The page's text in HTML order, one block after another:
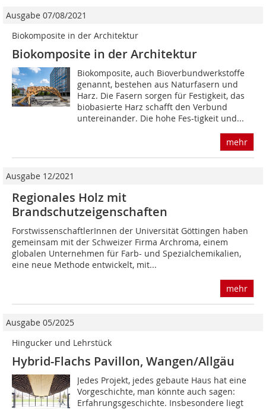
Ausgabe 07/08/2021
Biokomposite in der Architektur
Biokomposite in der Architektur
Biokomposite, auch Bioverbundwerkstoffe
genannt, bestehen aus Naturfasern und
Harz. Die Fasern sorgen für Festigkeit, das
biobasierte Harz schafft den Verbund
untereinander. Die hohe Fes-tigkeit und...
mehr
Ausgabe 12/2021
Regionales Holz mit
Brandschutzeigenschaften
ForstwissenschaftlerInnen der Universität Göttingen haben
gemeinsam mit der Schweizer Firma Archroma, einem
globalen Unternehmen für Farb- und Spezialchemikalien,
eine neue Methode entwickelt, mit...
mehr
Ausgabe 05/2025
Hingucker und Lehrstück
Hybrid-Flachs Pavillon, Wangen/Allgäu
Jedes Projekt, jedes gebaute Haus hat eine
Vorgeschichte, man könnte auch sagen:
Erfahrungsgeschichte. Insbesondere liegt